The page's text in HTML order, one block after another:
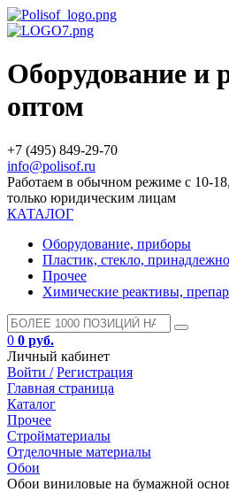
Оборудование и
оптом
+7 (495) 849-29-70
info@polisof.ru
Работаем в обычном режиме с 10-
только юридическим лицам
КАТАЛОГ
Оборудование, приборы
Пластик, стекло,
Прочее
Химические реактивы,
0 0 руб.
Личный кабинет
Войти / Регистрация
Главная страница
Каталог
Прочее
Стройматериалы
Отделочные материалы
Обои
Обои виниловые на бумажной